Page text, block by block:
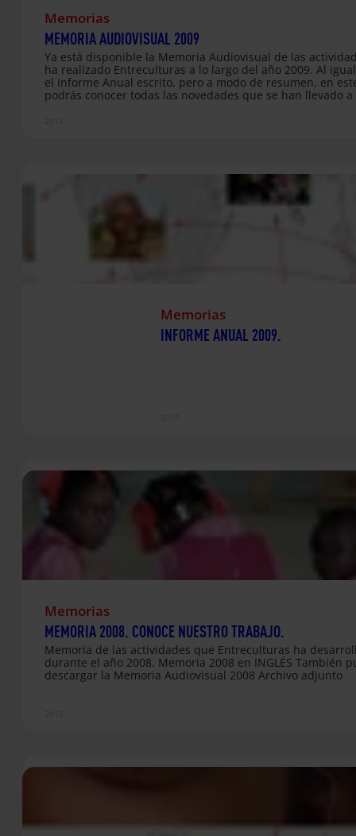
Memorias
MEMORIA AUDIOVISUAL 2009
Ya está disponible la Memoria Audiovisual de las
ha realizado Entreculturas a lo largo del año 2009. Al
el Informe Anual escrito, pero a modo de resumen, en
podrás conocer todas las novedades que se han llevado a
Memorias
INFORME ANUAL 2009.
Memorias
MEMORIA 2008. CONOCE NUESTRO TRABAJO.
Memoria de las actividades que Entreculturas ha
durante el año 2008. Memoria 2008 en INGLÉS También
descargar la Memoria Audiovisual 2008 Archivo adjunto